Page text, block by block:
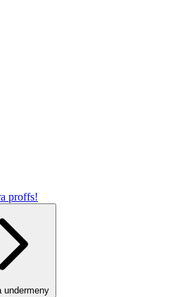
proffs!
undermeny